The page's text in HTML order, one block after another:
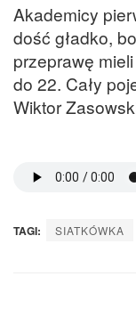
Akademicy
dość gładko,
przeprawę
do 22. Cały
Wiktor
TAGI: SIATKÓWKA